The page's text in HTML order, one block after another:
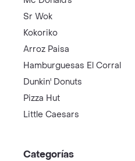
Sr Wok
Kokoriko
Arroz Paisa
Hamburguesas El Corral
Dunkin' Donuts
Pizza Hut
Little Caesars
Categorías